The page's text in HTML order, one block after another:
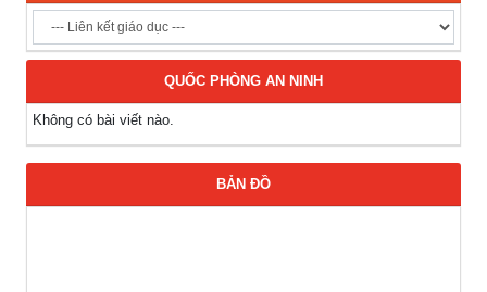
QUỐC PHÒNG AN NINH
Không có bài viết nào.
BẢN ĐỒ